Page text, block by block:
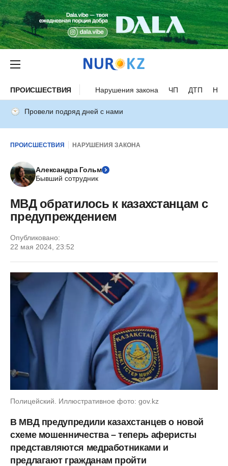
ПРОИСШЕСТВИЯ Нарушения закона ЧП ДТП
Провели подряд дней с нами
ПРОИСШЕСТВИЯ НАРУШЕНИЯ ЗАКОНА
Александра Гольм
Бывший сотрудник
МВД обратилось к казахстанцам с
предупреждением
Опубликовано:
22 мая 2024, 23:52
Полицейский. Иллюстративное фото: gov.kz
В МВД предупредили казахстанцев о новой
схеме мошенничества – теперь аферисты
представляются медработниками и
предлагают гражданам пройти